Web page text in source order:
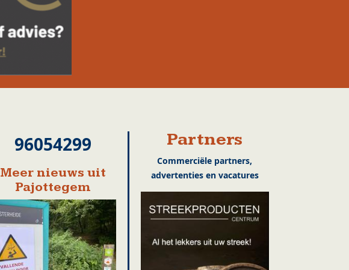
96054299
Meer nieuws uit
Pajottegem
Partners
Commerciële partners,
advertenties en vacatures